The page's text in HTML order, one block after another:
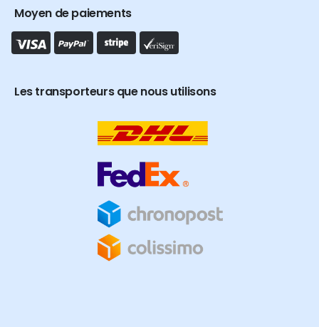
Moyen de paiements
Les transporteurs que nous utilisons